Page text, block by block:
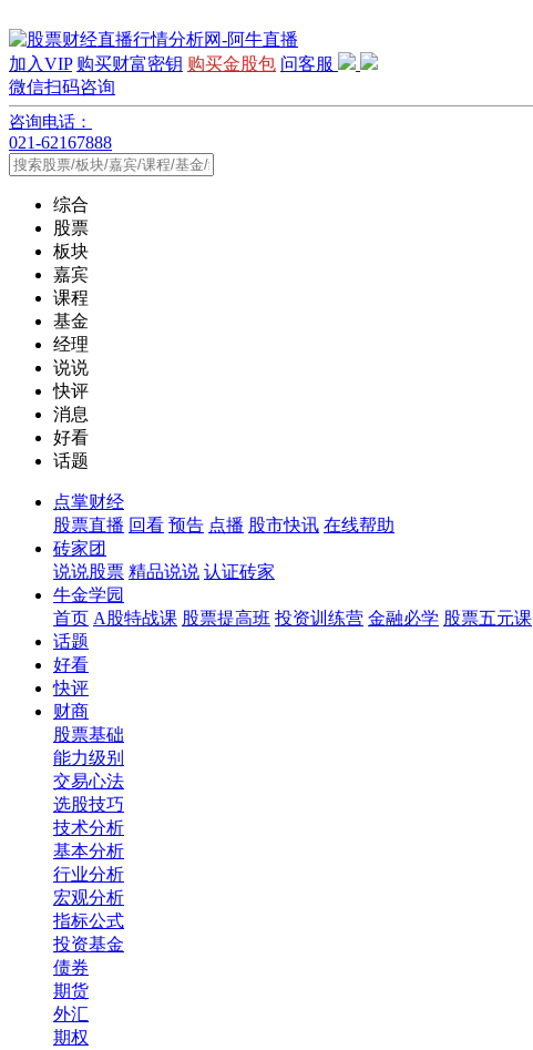
加入VIP 购买财富密钥 购买金股包 问客服
微信扫码咨询
咨询电话：
021-62167888
综合
股票
板块
嘉宾
课程
基金
经理
说说
快评
消息
好看
话题
点掌财经
股票直播 回看 预告 点播 股市快讯 在线帮助
砖家团
说说股票 精品说说 认证砖家
牛金学园
首页 A股特战课 股票提高班 投资训练营 金融必学 股票五元课
话题
好看
快评
财商
股票基础
能力级别
交易心法
选股技巧
技术分析
基本分析
行业分析
宏观分析
指标公式
投资基金
债券
期货
外汇
期权